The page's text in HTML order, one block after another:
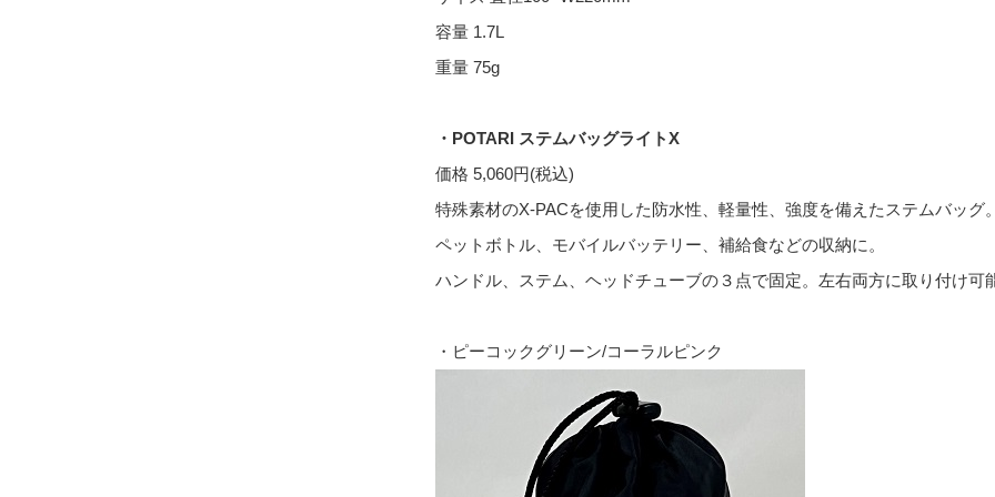
容量 1.7L
重量 75g
・ POTARI ステムバッグライトX
価格 5,060円(税込)
特殊素材のX-PACを使用した防水性、軽量性、強度を備えたステムバッグ
ペットボトル、モバイルバッテリー、補給食などの収納に。
ハンドル、ステム、ヘッドチューブの３点で固定。左右両方に取り付け可
・ピーコックグリーン/コーラルピンク